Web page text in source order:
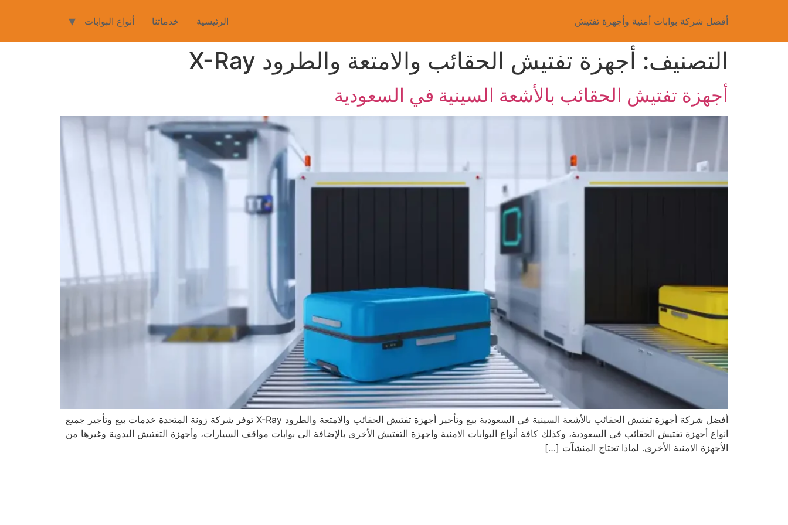
أفضل شركة بوابات أمنية وأجهزة تفتيش الرئيسية خدماتنا أنواع البوابات
التصنيف: أجهزة تفتيش الحقائب والامتعة والطرود X-Ray
أجهزة تفتيش الحقائب بالأشعة السينية في السعودية
أفضل شركة أجهزة تفتيش الحقائب بالأشعة السينية في السعودية بيع وتأجير أجهزة تفتيش الحقائب والامتعة والطرود X-Ray توفر شركة زونة المتحدة خدمات بيع وتأجير جميع
انواع أجهزة تفتيش الحقائب في السعودية، وكذلك كافة أنواع البوابات الامنية واجهزة التفتيش الأخرى بالإضافة الى بوابات مواقف السيارات، وأجهزة التفتيش اليدوية وغيرها من
الأجهزة الامنية الأخرى. لماذا تحتاج المنشآت […]